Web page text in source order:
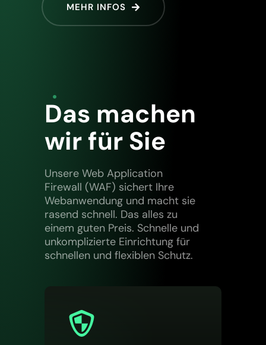
MEHR INFOS
Das machen
wir für Sie
Unsere Web Application
Firewall (WAF) sichert Ihre
Webanwendung und macht sie
rasend schnell. Das alles zu
einem guten Preis. Schnelle und
unkomplizierte Einrichtung für
schnellen und flexiblen Schutz.